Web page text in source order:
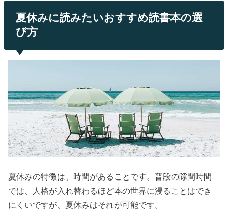
夏休みに読みたいおすすめ読書本の選
び方
夏休みの特徴は、時間があることです。普段の隙間時間
では、人格が入れ替わるほど本の世界に浸ることはでき
にくいですが、夏休みはそれが可能です。